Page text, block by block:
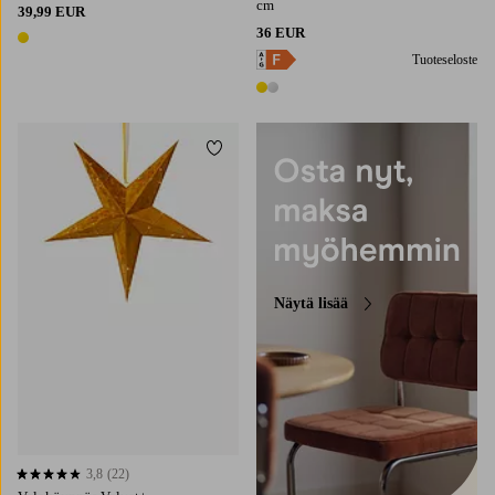
39,99 EUR
1 väri
cm
36 EUR
Tuoteseloste
2 värejä
3,8 perustuen 22 arvosanaan
3,8 (22)
Lisää suosikkeihin
Näytä lisää